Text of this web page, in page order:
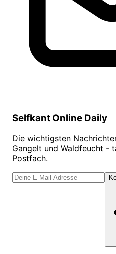
Selfkant Online Daily
Die wichtigsten
Gangelt und Waldfeucht -
Postfach.